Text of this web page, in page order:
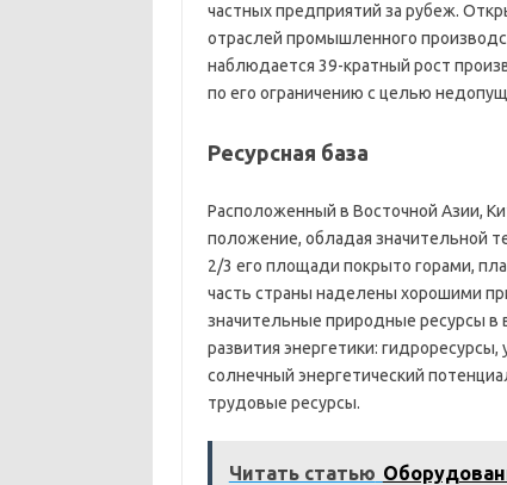
частных предприятий за рубеж.
отраслей промышленного
наблюдается 39-кратный рост
по его ограничению с целью
Ресурсная база
Расположенный в Восточной Азии,
положение, обладая значительной
2/3 его площади покрыто горами,
часть страны наделены хорошими
значительные природные ресурсы в
развития энергетики:
солнечный энергетический
трудовые ресурсы.
Читать статью